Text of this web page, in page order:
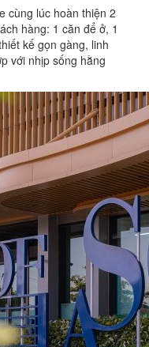
cùng lúc hoàn thiện 2
hàng: 1 căn để ở, 1
kế gọn gàng, linh
với nhịp sống hằng